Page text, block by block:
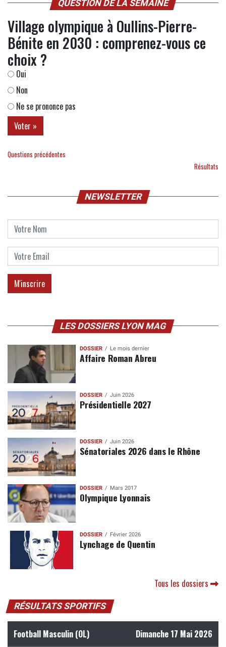
QUESTION DE LA SEMAINE
Village olympique à Oullins-Pierre-
Bénite en 2030 : comprenez-vous ce
choix ?
Oui
Non
Ne se prononce pas
Questions précédentes
Résultats
NEWSLETTER
LES DOSSIERS LYON MAG
DOSSIER Le mois dernier
Affaire Roman Abreu
DOSSIER Juin 2026
Présidentielle 2027
DOSSIER Juin 2026
Sénatoriales 2026 dans le Rhône
DOSSIER Mars 2017
Olympique Lyonnais
DOSSIER Février 2026
Lynchage de Quentin
Tous les dossiers
RÉSULTATS SPORTIFS
Football Masculin (OL) Dimanche 17 Mai 2026